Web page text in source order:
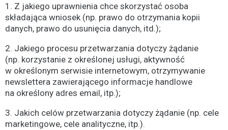
1. Z jakiego uprawnienia chce skorzystać osoba
składająca wniosek (np. prawo do otrzymania kopii
danych, prawo do usunięcia danych, itd.);
2. Jakiego procesu przetwarzania dotyczy żądanie
(np. korzystanie z określonej usługi, aktywność
w określonym serwisie internetowym, otrzymywanie
newslettera zawierającego informacje handlowe
na określony adres email, itp.);
3. Jakich celów przetwarzania dotyczy żądanie (np. cele
marketingowe, cele analityczne, itp.).